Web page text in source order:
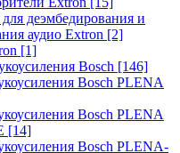
для деэмбедирования и
аудио Extron [2]
[1]
Bosch [146]
Bosch PLENA
Bosch PLENA
[14]
Bosch PLENA-